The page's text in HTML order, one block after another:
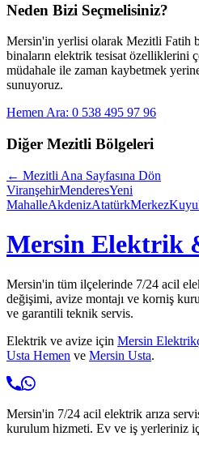
Neden Bizi Seçmelisiniz?
Mersin'in yerlisi olarak Mezitli Fatih
binaların elektrik tesisat özelliklerini
müdahale ile zaman kaybetmek
sunuyoruz.
Hemen Ara: 0 538 495 97 96
Diğer Mezitli Bölgeleri
← Mezitli Ana Sayfasına Dön
ViranşehirMenderesYeni
MahalleAkdenizAtatürkMerkez
Mersin Elektrik
Mersin'in tüm ilçelerinde 7/24 acil
değişimi, avize montajı ve korniş
ve garantili teknik servis.
Elektrik ve avize için Mersin
Usta Hemen ve Mersin Usta.
Mersin'in 7/24 acil elektrik arıza
kurulum hizmeti. Ev ve iş yerleriniz